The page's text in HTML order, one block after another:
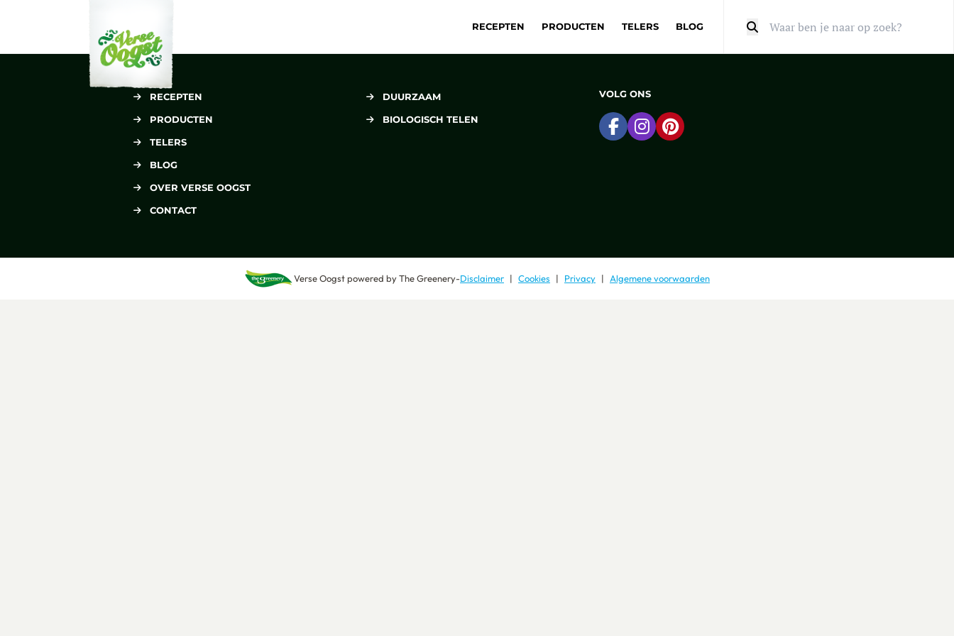
RECEPTEN PRODUCTEN TELERS BLOG
RECEPTEN
PRODUCTEN
TELERS
BLOG
OVER VERSE OOGST
CONTACT
DUURZAAM
BIOLOGISCH TELEN
VOLG ONS
Ga naar Facebook
Ga naar Instagram
Ga naar Pinterest
Verse Oogstpowered byThe Greenery-Disclaimer Cookies Privacy Algemene voorwaarden